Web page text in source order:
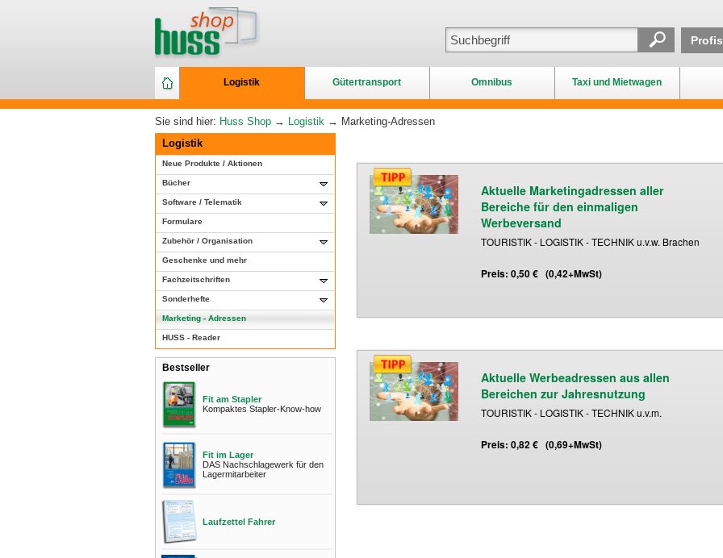
Logistik Gütertransport Omnibus Taxi und Mietwagen
Sie sind hier: Huss Shop → Logistik → Marketing-Adressen
Logistik
Neue Produkte / Aktionen
Bücher
Software / Telematik
Formulare
Zubehör / Organisation
Geschenke und mehr
Fachzeitschriften
Sonderhefte
Marketing - Adressen
HUSS - Reader
Bestseller
Fit am Stapler
Kompaktes Stapler-Know-how
Fit im Lager
DAS Nachschlagewerk für den
Lagermitarbeiter
Laufzettel Fahrer
Aktuelle Marketingadressen aller
Bereiche für den einmaligen
Werbeversand
TOURISTIK - LOGISTIK - TECHNIK u.v.w. Brachen
Preis: 0,50 € (0,42+MwSt)
Aktuelle Werbeadressen aus allen
Bereichen zur Jahresnutzung
TOURISTIK - LOGISTIK - TECHNIK u.v.m.
Preis: 0,82 € (0,69+MwSt)